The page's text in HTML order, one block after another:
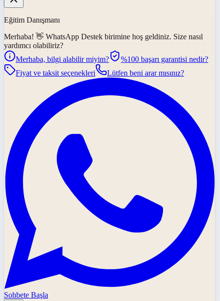
Eğitim Danışmanı
Merhaba! 👋 WhatsApp Destek birimine hoş geldiniz. Size nasıl
yardımcı olabiliriz?
Merhaba, bilgi alabilir miyim?
%100 başarı garantisi nedir?
Fiyat ve taksit seçenekleri
Lütfen beni arar mısınız?
Sohbete Başla